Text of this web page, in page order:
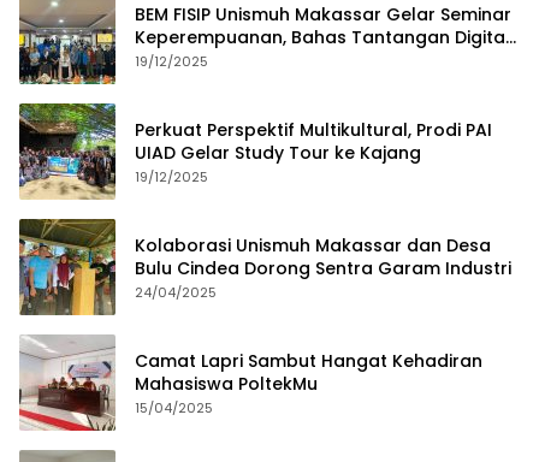
BEM FISIP Unismuh Makassar Gelar Seminar
Keperempuanan, Bahas Tantangan Digital
dan Budaya Lokal
19/12/2025
Perkuat Perspektif Multikultural, Prodi PAI
UIAD Gelar Study Tour ke Kajang
19/12/2025
Kolaborasi Unismuh Makassar dan Desa
Bulu Cindea Dorong Sentra Garam Industri
24/04/2025
Camat Lapri Sambut Hangat Kehadiran
Mahasiswa PoltekMu
15/04/2025